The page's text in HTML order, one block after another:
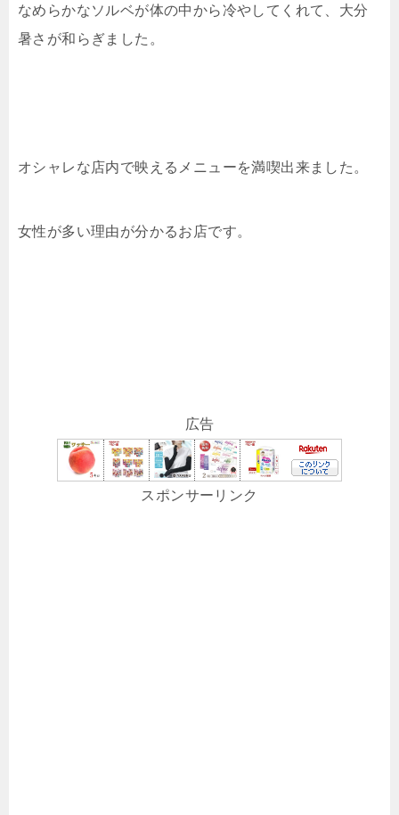
なめらかなソルベが体の中から冷やしてくれて、大分
暑さが和らぎました。
オシャレな店内で映えるメニューを満喫出来ました。
女性が多い理由が分かるお店です。
広告
スポンサーリンク